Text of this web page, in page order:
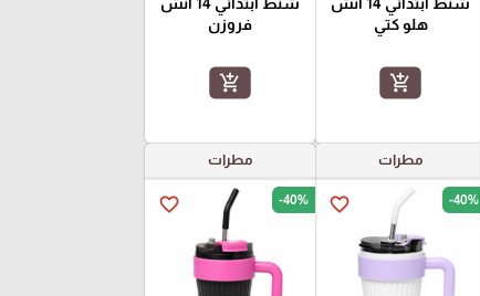
شنط ابتدائي 14 انش
هلو كتي
add_shopping_cart
شنط ابتدائي 14 انش
فروزن
add_shopping_cart
مطرات
favorite_border -40%
مطرات
favorite_border -40%